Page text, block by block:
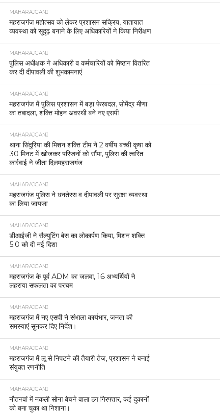
MAHARAJGANJ
महराजगंज महोत्सव को लेकर प्रशासन सक्रिय, यातायात
व्यवस्था को सुदृढ़ बनाने के लिए अधिकारियों ने किया निरीक्षण
MAHARAJGANJ
पुलिस अधीक्षक ने अधिकारी व कर्मचारियों को मिष्ठान वितरित
कर दी दीपावली की शुभकामनाएं
MAHARAJGANJ
महराजगंज में पुलिस प्रशासन में बड़ा फेरबदल, सोमेंद्र मीणा
का तबादला, शक्ति मोहन अवस्थी बने नए एसपी
MAHARAJGANJ
थाना सिंदुरिया की मिशन शक्ति टीम ने 2 वर्षीय बच्ची कृषा को
30 मिनट में खोजकर परिजनों को सौंपा, पुलिस की त्वरित
कार्रवाई ने जीता दिलमहराजगंज
MAHARAJGANJ
महराजगंज पुलिस ने धनतेरस व दीपावली पर सुरक्षा व्यवस्था
का लिया जायजा
MAHARAJGANJ
डीआईजी ने सैल्युटिंग बेस का लोकार्पण किया, मिशन शक्ति
5.0 को दी नई दिशा
MAHARAJGANJ
महराजगंज के पूर्व ADM का जलवा, 16 अभ्यर्थियों ने
लहराया सफलता का परचम
MAHARAJGANJ
महराजगंज में नए एसपी ने संभाला कार्यभार, जनता की
समस्याएं सुनकर दिए निर्देश।
MAHARAJGANJ
महराजगंज में लू से निपटने की तैयारी तेज, प्रशासन ने बनाई
संयुक्त रणनीति
MAHARAJGANJ
नौतनवां में नकली सोना बेचने वाला ठग गिरफ्तार, कई दुकानों
को बना चुका था निशाना।